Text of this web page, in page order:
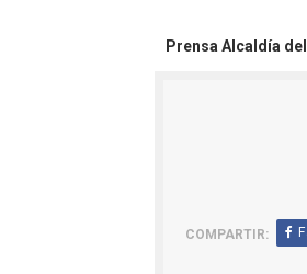
Prensa Alcaldía
COMPARTIR: